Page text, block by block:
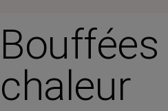
Bouffées
chaleur